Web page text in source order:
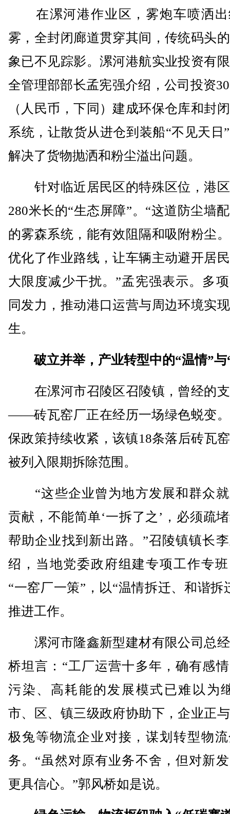
在漯河港作业区，雾炮车喷洒出
雾，全封闭廊道贯穿其间，传统码头
象已不见踪影。漯河港航实业投资有
全管理部部长孟宪强介绍，公司投资
（人民币，下同）建成环保仓库和封
系统，让散货从进仓到装船“不见天日
解决了货物抛洒和粉尘溢出问题。
针对临近居民区的特殊区位，港
280米长的“生态屏障”。“这道防尘墙
的雾森系统，能有效阻隔和吸附粉尘
优化了作业路线，让车辆主动避开居
大限度减少干扰。”孟宪强表示。多
同发力，推动港口运营与周边环境实
生。
破立并举，产业转型中的“温情”与
在漯河市召陵区召陵镇，曾经的
——砖瓦窑厂正在经历一场绿色蜕变
保政策持续收紧，该镇18条落后砖瓦
被列入限期拆除范围。
“这些企业曾为地方发展和群众就
贡献，不能简单‘一拆了之’，必须疏
帮助企业找到新出路。”召陵镇镇长
绍，当地党委政府组建专项工作专
“一窑厂一策”，以“温情拆迁、和谐拆
推进工作。
漯河市隆鑫新型建材有限公司总
桥坦言：“工厂运营十多年，确有感
污染、高耗能的发展模式已难以为
市、区、镇三级政府协助下，企业正
极兔等物流企业对接，谋划转型物
务。“虽然对原有业务不舍，但对新
更具信心。”郭风桥如是说。